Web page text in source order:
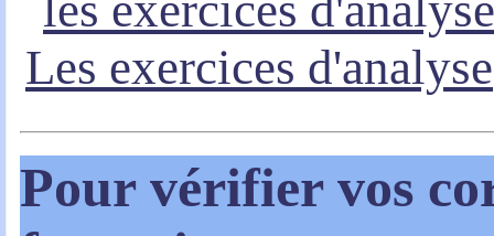
Les exercices d'analyse
Pour vérifier vos